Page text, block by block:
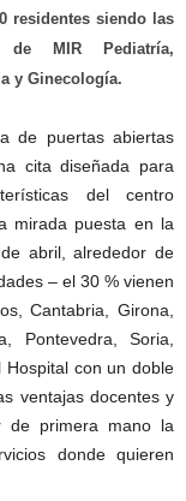
residentes siendo las
de MIR Pediatría,
y Ginecología.
de puertas abiertas
cita diseñada para
del centro
mirada puesta en la
abril, alrededor de
– el 30 % vienen
Cantabria, Girona,
Pontevedra, Soria,
Hospital con un doble
ventajas docentes y
de primera mano la
donde quieren